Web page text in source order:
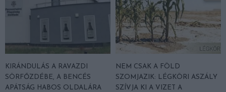
KIRÁNDULÁS A RAVAZDI
SÖRFŐZDÉBE, A BENCÉS
APÁTSÁG HABOS OLDALÁRA
NEM CSAK A FÖLD
SZOMJAZIK: LÉGKÖRI ASZÁLY
SZÍVJA KI A VIZET A